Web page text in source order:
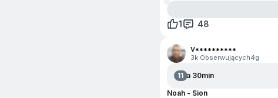
1
48
V**********
3k Obserwujących4g
11Za 30min
Noah - Sion